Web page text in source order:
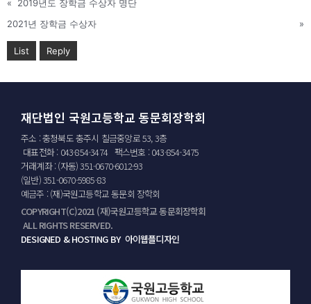
«
2019년도 장학금 수상자 명단
2021년 장학금 수상자
»
List Reply
재단법인 국원고등학교 동문회장학회
주소 : 충청북도 충주시 칠금중앙로 53, 3층
대표전화 : 043-854-3474 팩스번호 : 043-854-3475
거래계좌 : (자동) 351-0670-6012-93
(일반) 351-0670-5985-83
예금주 : (재)국원고등학교 동문회 장학회
COPYRIGHT(C)2021 (재)국원고등학교 동문회장학회
ALL RIGHTS RESERVED.
DESIGNED & HOSTING BY 아이웹플디자인